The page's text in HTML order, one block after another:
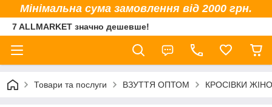
Мінімальна сума замовлення від 2000 грн.
7 ALLMARKET значно дешевше!
Товари та послуги ВЗУТТЯ ОПТОМ КРОСІВКИ